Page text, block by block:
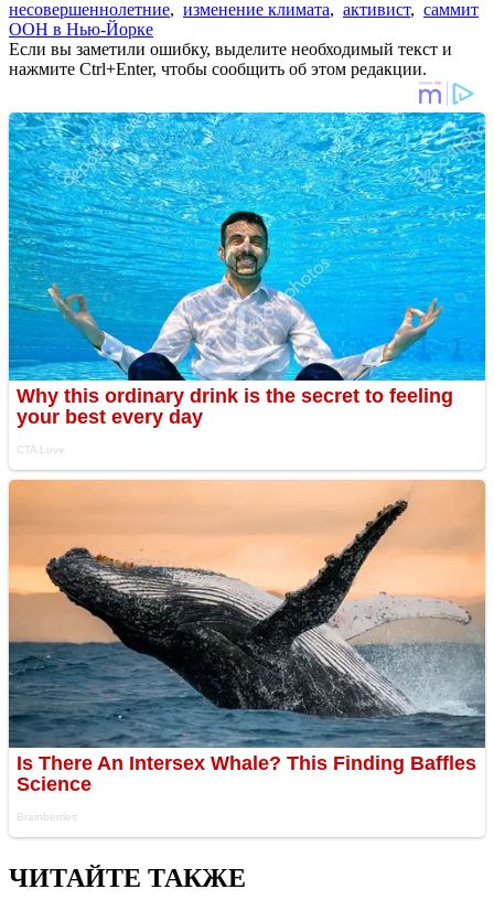
несовершеннолетние, изменение климата, активист, саммит
ООН в Нью-Йорке
Если вы заметили ошибку, выделите необходимый текст и
нажмите Ctrl+Enter, чтобы сообщить об этом редакции.
ЧИТАЙТЕ ТАКЖЕ